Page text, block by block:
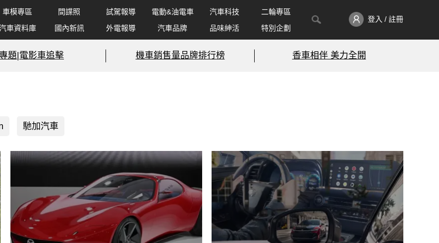
車模專區 間諜照 試駕報導 電動&油電車 汽車科技
二輪專區
車資料庫 國內新訊 外電報導 汽車品牌 品味紳活 特別企劃
登入 / 註冊
題|電影車追擊 機車銷售量品牌排行榜 香車相伴 美力全開
馳加汽車